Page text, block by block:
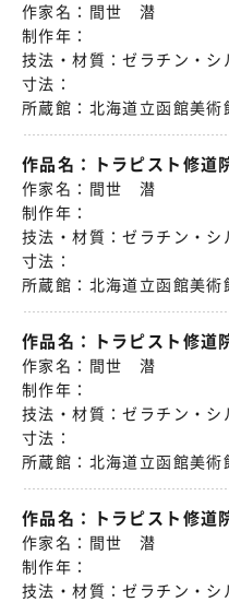
作家名： 間世 潜
制作年：
技法・材質：ゼラチン・シ
寸法：
所蔵館： 北海道立函館美術
作品名： トラピスト修
作家名： 間世 潜
制作年：
技法・材質：ゼラチン・シ
寸法：
所蔵館： 北海道立函館美術
作品名： トラピスト修
作家名： 間世 潜
制作年：
技法・材質：ゼラチン・シ
寸法：
所蔵館： 北海道立函館美術
作品名： トラピスト修
作家名： 間世 潜
制作年：
技法・材質：ゼラチン・シ